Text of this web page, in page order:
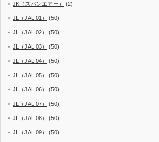
JK（スパンエアー） (2)
JL（JAL 01） (50)
JL（JAL 02） (50)
JL（JAL 03） (50)
JL（JAL 04） (50)
JL（JAL 05） (50)
JL（JAL 06） (50)
JL（JAL 07） (50)
JL（JAL 08） (50)
JL（JAL 09） (50)